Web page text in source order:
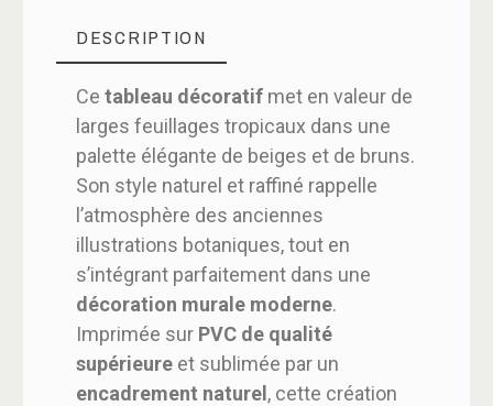
DESCRIPTION
Ce tableau décoratif met en valeur de
larges feuillages tropicaux dans une
palette élégante de beiges et de bruns.
Son style naturel et raffiné rappelle
l’atmosphère des anciennes
illustrations botaniques, tout en
s’intégrant parfaitement dans une
décoration murale moderne.
Imprimée sur PVC de qualité
supérieure et sublimée par un
encadrement naturel, cette création